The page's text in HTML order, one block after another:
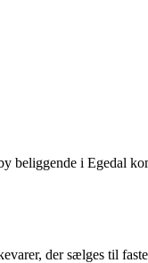
beliggende i Egedal
der sælges til